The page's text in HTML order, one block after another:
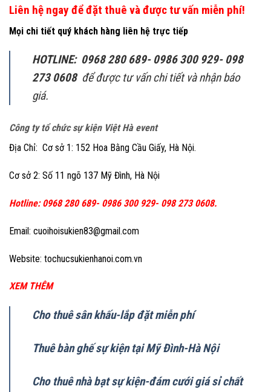
Liên hệ ngay để đặt thuê và được tư vấn miễn phí!
Mọi chi tiết quý khách hàng liên hệ trực tiếp
HOTLINE: 0968 280 689- 0986 300 929- 098
273 0608 để được tư vấn chi tiết và nhận báo
giá.
Công ty tổ chức sự kiện Việt Hà event
Địa Chỉ: Cơ sở 1: 152 Hoa Bằng Cầu Giấy, Hà Nội.
Cơ sở 2: Số 11 ngõ 137 Mỹ Đình, Hà Nội
Hotline: 0968 280 689- 0986 300 929- 098 273 0608.
Email: cuoihoisukien83@gmail.com
Website: tochucsukienhanoi.com.vn
XEM THÊM
Cho thuê sân khấu-lắp đặt miễn phí
Thuê bàn ghế sự kiện tại Mỹ Đình-Hà Nội
Cho thuê nhà bạt sự kiện-đám cưới giá sỉ chất